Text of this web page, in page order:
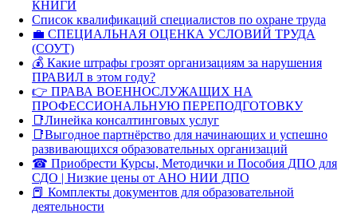
КНИГИ
Список квалификаций специалистов по охране труда
💼 СПЕЦИАЛЬНАЯ ОЦЕНКА УСЛОВИЙ ТРУДА
(СОУТ)
💰 Какие штрафы грозят организациям за нарушения
ПРАВИЛ в этом году?
👉 ПРАВА ВОЕННОСЛУЖАЩИХ НА
ПРОФЕССИОНАЛЬНУЮ ПЕРЕПОДГОТОВКУ
📑Линейка консалтинговых услуг
📑Выгодное партнёрство для начинающих и успешно
развивающихся образовательных организаций
☎ Приобрести Курсы, Методички и Пособия ДПО для
СДО | Низкие цены от АНО НИИ ДПО
📕 Комплекты документов для образовательной
деятельности